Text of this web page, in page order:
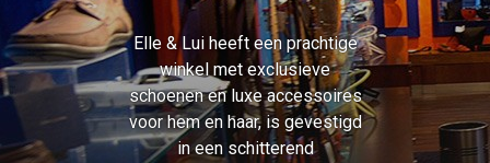
Elle & Lui heeft een prachtige
winkel met exclusieve
schoenen en luxe accessoires
voor hem en haar, is gevestigd
in een schitterend